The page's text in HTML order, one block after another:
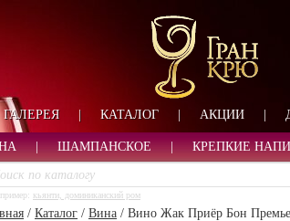
ЛОГИН
ЗАБЫЛИ
ВАШЕ ИМЯ:
ТЕЛЕФОН:
ИМЯ
ГАЛЕРЕЯ | КАТАЛОГ АКЦИИ
ШАМПАНСКОЕ КРЕПКИЕ
кьянти, доминиканский ром
/ Каталог / Вина / Вино Жак Приёр Бон